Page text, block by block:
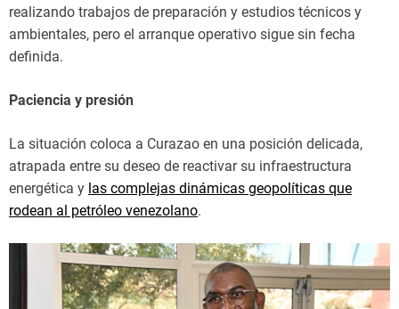
realizando trabajos de preparación y estudios técnicos y
ambientales, pero el arranque operativo sigue sin fecha
definida.
Paciencia y presión
La situación coloca a Curazao en una posición delicada,
atrapada entre su deseo de reactivar su infraestructura
energética y las complejas dinámicas geopolíticas que
rodean al petróleo venezolano.